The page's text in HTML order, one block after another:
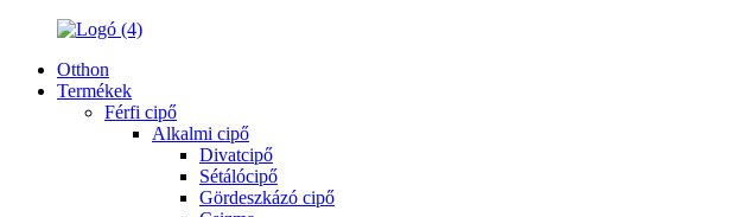
Otthon
Termékek
Férfi cipő
Alkalmi cipő
Divatcipő
Sétálócipő
Gördeszkázó cipő